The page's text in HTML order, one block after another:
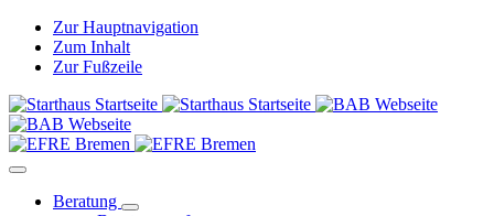
Zur Hauptnavigation
Zum Inhalt
Zur Fußzeile
Beratung